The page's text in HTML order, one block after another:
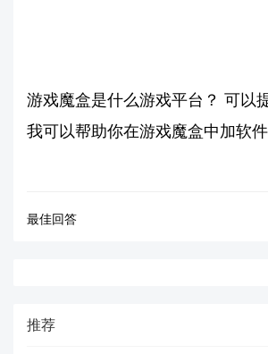
游戏魔盒是什么游戏平台？ 可以
我可以帮助你在游戏魔盒中加软件
最佳回答
推荐